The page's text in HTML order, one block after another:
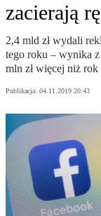
zacierają
2,4 mld zł wydali
tego roku – wynika
mln zł więcej niż rok
Publikacja: 04.11.2019 20:43